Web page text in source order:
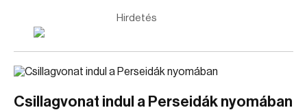
Hirdetés
Csillagvonat indul a Perseidák nyomában